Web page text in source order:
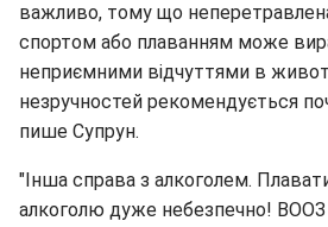
важливо, тому що
спортом або плаванням може
неприємними відчуттями в
незручностей рекомендується
пише Супрун.
"Інша справа з алкоголем.
алкоголю дуже небезпечно! ВООЗ